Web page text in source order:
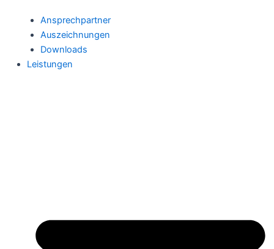
Ansprechpartner
Auszeichnungen
Downloads
Leistungen